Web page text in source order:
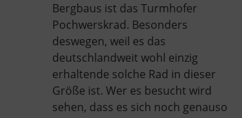
Bergbaus ist das Turmhofer
Pochwerskrad. Besonders
deswegen, weil es das
deutschlandweit wohl einzig
erhaltende solche Rad in dieser
Größe ist. Wer es besucht wird
sehen, dass es sich noch genauso